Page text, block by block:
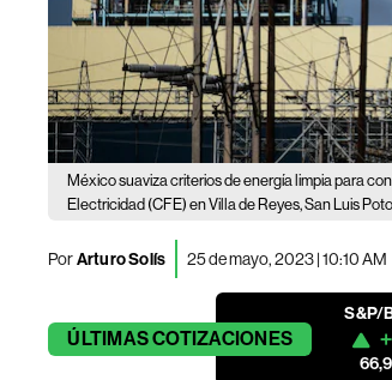
México suaviza criterios de energía limpia para
Electricidad (CFE) en Villa de Reyes, San Luis
PorArturo Solís 25 de mayo, 2023 | 10:10 AM
ÚLTIMASCOTIZACIONES
S&P/